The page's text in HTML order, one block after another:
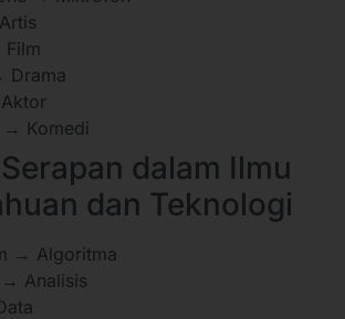
Drama
→ Komedi
dalam Ilmu
dan Teknologi
→ Algoritma
Analisis